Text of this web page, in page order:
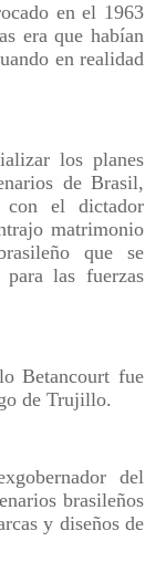
en el 1963
era que habían
en realidad
los planes
de Brasil,
con el dictador
matrimonio
que se
las fuerzas
Betancourt fue
de Trujillo.
del
brasileños
y diseños de